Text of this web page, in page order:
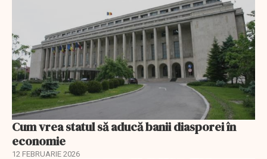
Cum vrea statul să aducă banii diasporei în
economie
12 FEBRUARIE 2026